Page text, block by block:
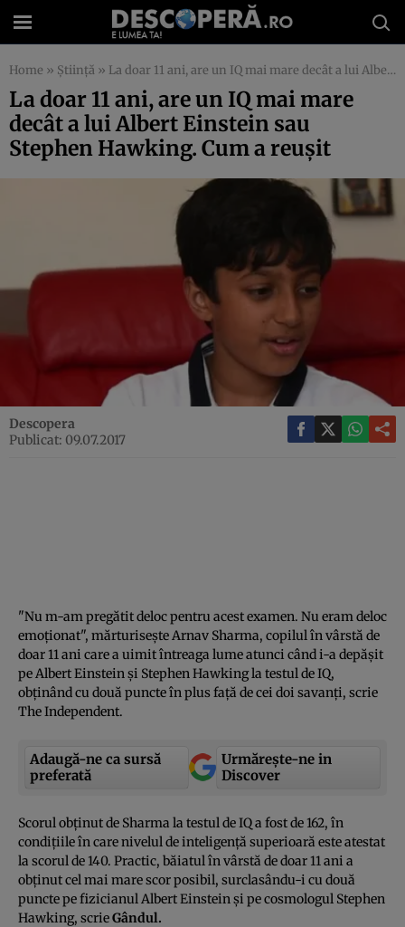
Home » Știință » La doar 11 ani, are un IQ mai mare decât a lui Albert Einstein sau Stephen Hawking. Cum a reuşit
La doar 11 ani, are un IQ mai mare
decât a lui Albert Einstein sau
Stephen Hawking. Cum a reuşit
Descopera
Publicat: 09.07.2017
"Nu m-am pregătit deloc pentru acest examen. Nu eram deloc
emoţionat", mărturiseşte Arnav Sharma, copilul în vârstă de
doar 11 ani care a uimit întreaga lume atunci când i-a depăşit
pe Albert Einstein şi Stephen Hawking la testul de IQ,
obţinând cu două puncte în plus faţă de cei doi savanţi, scrie
The Independent.
Adaugă-ne ca sursă
preferată
Urmărește-ne in
Discover
Scorul obţinut de Sharma la testul de IQ a fost de 162, în
condiţiile în care nivelul de inteligenţă superioară este atestat
la scorul de 140. Practic, băiatul în vârstă de doar 11 ani a
obţinut cel mai mare scor posibil, surclasându-i cu două
puncte pe fizicianul Albert Einstein şi pe cosmologul Stephen
Hawking, scrieGândul.